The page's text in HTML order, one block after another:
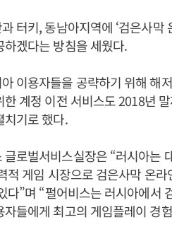
터키, 동남아지역에 ‘검은사
하겠다는 방침을 세웠다.
이용자들을 공략하기 위해 해
한 계정 이전 서비스도 2018년
치기로 했다.
글로벌서비스실장은 “러시아는
적 게임 시장으로 검은사막 온
다”며 “펄어비스는 러시아에서
자들에게 최고의 게임플레이 경